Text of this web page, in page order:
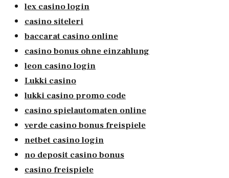
lex casino login
casino siteleri
baccarat casino online
casino bonus ohne einzahlung
leon casino login
Lukki casino
lukki casino promo code
casino spielautomaten online
verde casino bonus freispiele
netbet casino login
no deposit casino bonus
casino freispiele